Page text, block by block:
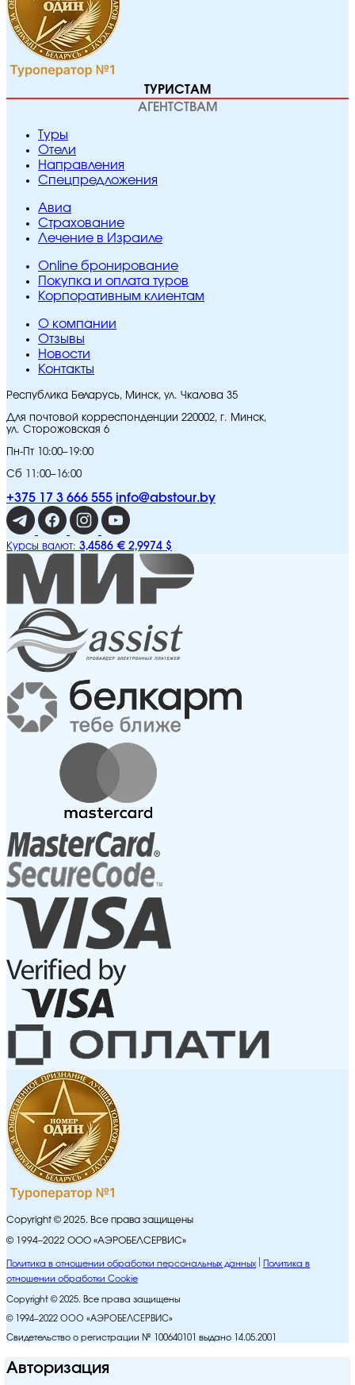
ТУРИСТАМ
АГЕНТСТВАМ
Туры
Отели
Направления
Спецпредложения
Авиа
Страхование
Лечение в Израиле
Online бронирование
Покупка и оплата туров
Корпоративным клиентам
O компании
Отзывы
Новости
Контакты
Республика Беларусь, Минск, ул. Чкалова 35
Для почтовой корреспонденции 220002, г. Минск,
ул. Сторожовская 6
Пн-Пт 10:00–19:00
Сб 11:00–16:00
+375 17 3 666 555 info@abstour.by
Курсы валют: 3,4586 € 2,9974 $
Copyright © 2025. Все права защищены
© 1994–2022 ООО «АЭРОБЕЛСЕРВИС»
Политика в отношении обработки персональных данных
Политика в
отношении обработки Cookie
Copyright © 2025. Все права защищены
© 1994–2022 ООО «АЭРОБЕЛСЕРВИС»
Свидетельство о регистрации № 100640101 выдано 14.05.2001
Авторизация